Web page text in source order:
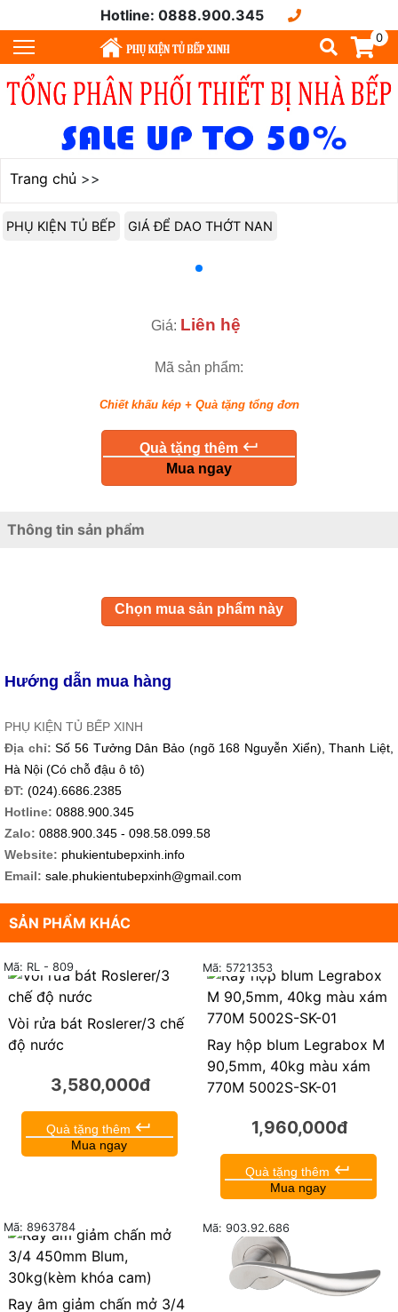
Hotline: 0888.900.345
0
Trang chủ >>
PHỤ KIỆN TỦ BẾP GIÁ ĐỂ DAO THỚT NAN
Giá: Liên hệ
Mã sản phẩm:
Chiết khấu kép + Quà tặng tổng đơn
Quà tặng thêm keyboard_return
Mua ngay
Thông tin sản phẩm
Chọn mua sản phẩm này
Hướng dẫn mua hàng
PHỤ KIỆN TỦ BẾP XINH
Địa chỉ: Số 56 Tưởng Dân Bảo (ngõ 168 Nguyễn Xiển), Thanh Liệt,
Hà Nội (Có chỗ đậu ô tô)
ĐT: (024).6686.2385
Hotline: 0888.900.345
Zalo: 0888.900.345 - 098.58.099.58
Website: phukientubepxinh.info
Email: sale.phukientubepxinh@gmail.com
SẢN PHẨM KHÁC
Vòi rửa bát Roslerer/3 chế
độ nước
Mã: RL - 809
3,580,000đ
Quà tặng thêm keyboard_return
Mua ngay
Ray hộp blum Legrabox M
90,5mm, 40kg màu xám
770M 5002S-SK-01
Mã: 5721353
1,960,000đ
Quà tặng thêm keyboard_return
Mua ngay
Ray âm giảm chấn mở 3/4
Mã: 8963784 Mã: 903.92.686